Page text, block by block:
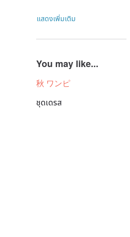
แสดงเพิ่มเติม
You may like...
秋 ワンピ
ชุดเดรส